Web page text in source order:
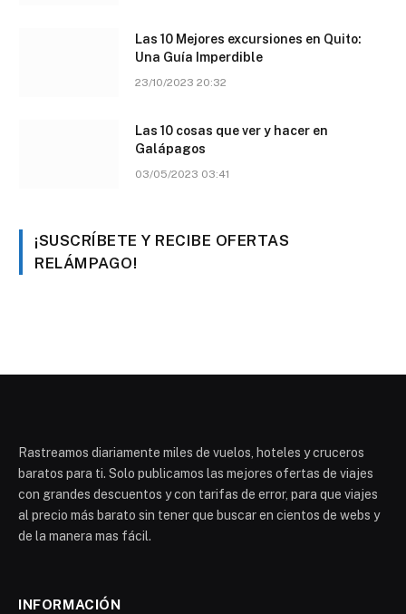
Las 10 Mejores excursiones en Quito:
Una Guía Imperdible
23/10/2023 20:32
Las 10 cosas que ver y hacer en
Galápagos
03/05/2023 03:41
¡SUSCRÍBETE Y RECIBE OFERTAS
RELÁMPAGO!
Rastreamos diariamente miles de vuelos, hoteles y cruceros
baratos para ti. Solo publicamos las mejores ofertas de viajes
con grandes descuentos y con tarifas de error, para que viajes
al precio más barato sin tener que buscar en cientos de webs y
de la manera mas fácil.
INFORMACIÓN